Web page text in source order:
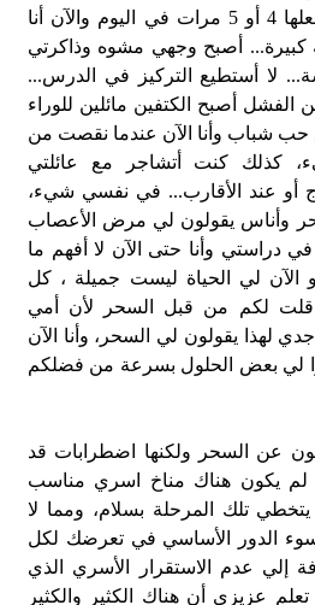
الاستمناء) كنت يوميا أفعلها 4 أو 5 مرات في اليوم والآن أنا
أصبح وجهي مشوه وذاكرتي
لا أستطيع التركيز في الدرس...
أصبح الكتفين مائلين للوراء
شباب وأنا الآن عندما نقصت من
كذلك كنت أتشاجر مع عائلتي
أو عند الأقارب... في نفسي شيء،
وأناس يقولون لي مرض الأعصاب
في دراستي وأنا حتى الآن لا أفهم ما
الآن لي الحياة ليست جميلة ، كل
لكم من قبل السحر لأن أمي
لهذا يقولون لي السحر، وأنا الآن
لي بعض الحلول بسرعة من فضلكم
عن السحر ولكنها اضطرابات قد
لم يكون هناك مناخ اسري مناسب
تلك المرحلة بسلام، ومما لا
الدور الأساسي في تعرضك لكل
إلي عدم الاستقرار الأسري الذي
عزيزي أن هناك الكثير والكثير